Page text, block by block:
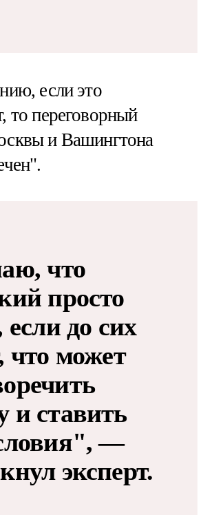
если это
то переговорный
и Вашингтона
что
просто
если до сих
что может
и ставить
—
эксперт.